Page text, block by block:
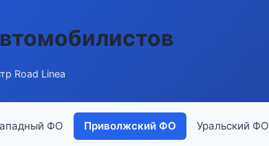
Road Linea
ФО Приволжский ФО Уральский ФО